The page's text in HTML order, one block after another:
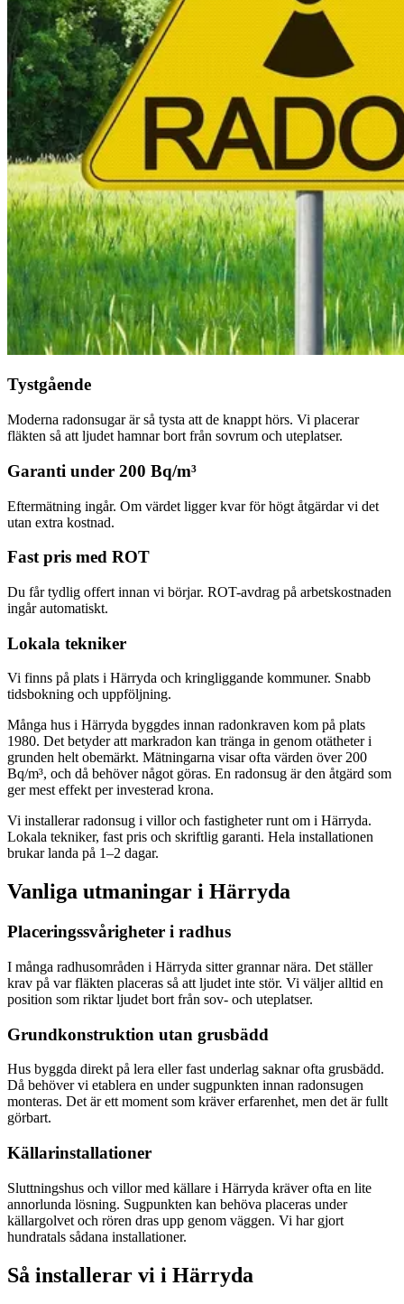
Tystgående
Moderna radonsugar är så tysta att de knappt hörs. Vi placerar
fläkten så att ljudet hamnar bort från sovrum och uteplatser.
Garanti under 200 Bq/m³
Eftermätning ingår. Om värdet ligger kvar för högt åtgärdar vi det
utan extra kostnad.
Fast pris med ROT
Du får tydlig offert innan vi börjar. ROT-avdrag på arbetskostnaden
ingår automatiskt.
Lokala tekniker
Vi finns på plats i Härryda och kringliggande kommuner. Snabb
tidsbokning och uppföljning.
Många hus i Härryda byggdes innan radonkraven kom på plats
1980. Det betyder att markradon kan tränga in genom otätheter i
grunden helt obemärkt. Mätningarna visar ofta värden över 200
Bq/m³, och då behöver något göras. En radonsug är den åtgärd som
ger mest effekt per investerad krona.
Vi installerar radonsug i villor och fastigheter runt om i Härryda.
Lokala tekniker, fast pris och skriftlig garanti. Hela installationen
brukar landa på 1–2 dagar.
Vanliga utmaningar i Härryda
Placeringssvårigheter i radhus
I många radhusområden i Härryda sitter grannar nära. Det ställer
krav på var fläkten placeras så att ljudet inte stör. Vi väljer alltid en
position som riktar ljudet bort från sov- och uteplatser.
Grundkonstruktion utan grusbädd
Hus byggda direkt på lera eller fast underlag saknar ofta grusbädd.
Då behöver vi etablera en under sugpunkten innan radonsugen
monteras. Det är ett moment som kräver erfarenhet, men det är fullt
görbart.
Källarinstallationer
Sluttningshus och villor med källare i Härryda kräver ofta en lite
annorlunda lösning. Sugpunkten kan behöva placeras under
källargolvet och rören dras upp genom väggen. Vi har gjort
hundratals sådana installationer.
Så installerar vi i Härryda